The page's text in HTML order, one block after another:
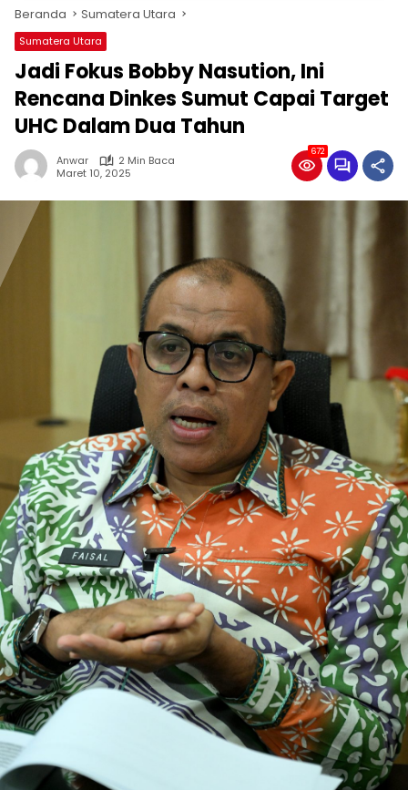
Beranda Sumatera Utara
Sumatera Utara
Jadi Fokus Bobby Nasution, Ini
Rencana Dinkes Sumut Capai Target
UHC Dalam Dua Tahun
Anwar
2 Min Baca
Maret 10, 2025
672